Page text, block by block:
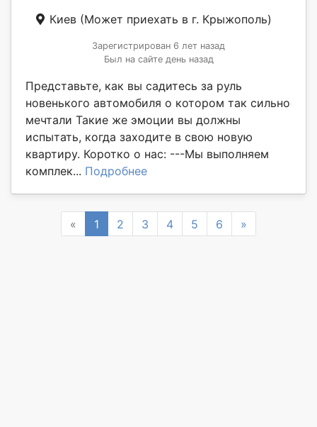
Киев (Может приехать в г. Крыжополь)
Зарегистрирован 6 лет назад
Был на сайте день назад
Представьте, как вы садитесь за руль
новенького автомобиля о котором так сильно
мечтали Такие же эмоции вы должны
испытать, когда заходите в свою новую
квартиру. Коротко о нас: ---Мы выполняем
комплек... Подробнее
« Previous
1 2 3 4 5 6 »